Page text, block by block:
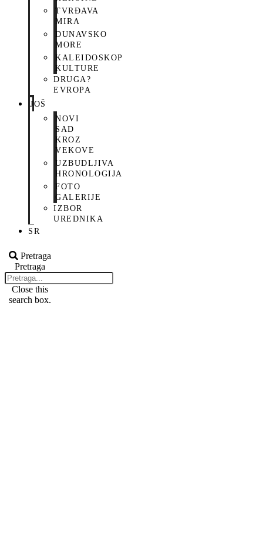
TVRĐAVA
MIRA
DUNAVSKO
MORE
KALEIDOSKOP
KULTURE
DRUGA?
EVROPA
JOŠ
NOVI
SAD
KROZ
VEKOVE
UZBUDLJIVA
HRONOLOGIJA
FOTO
GALERIJE
IZBOR
UREDNIKA
SR
Pretraga
Pretraga
Close this
search box.